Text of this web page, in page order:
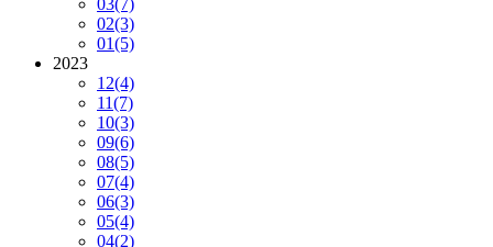
03(7)
02(3)
01(5)
2023
12(4)
11(7)
10(3)
09(6)
08(5)
07(4)
06(3)
05(4)
04(2)